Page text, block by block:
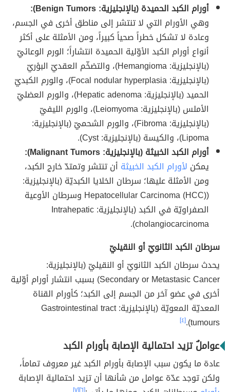
أورام الكبد الحميدة (بالإنجليزية: Benign Tumors):
وهي الأورام التي لا تنتشر إلى مناطق أخرى في الجسم،
وعادة لا تشكل خطراً صحياً كبيراً، ومن الأمثلة على أكثر
أنواع أورام الكبد الأوّلية الحميدة انتشاراً؛ الورم الوعائيّ
(بالإنجليزية: Hemangioma)، والتضخّم العقديّ البؤريّ
(بالإنجليزية: Focal nodular hyperplasia)، والورم الكبديّ
الحميد (بالإنجليزية: Hepatic adenoma)، والورم العضليّ
الأملس (بالإنجليزية: Leiomyoma)، والورم الليفيّ
(بالإنجليزية: Fibroma)، والورم الشحميّ (بالإنجليزية:
Lipoma)، والكيسة (بالإنجليزية: Cyst).
أورام الكبد الخبيثة (بالإنجليزية: Malignant Tumors):
يمكن لأورام الكبد الخبيثة أن تنتشر وتمتدّ خارج الكبد،
ومن الأمثلة عليها؛ سرطان الخلايا الكبديّة (بالإنجليزية:
(Hepatocellular Carcinoma (HCC) وسرطان الأوعية
الصفراويّة في الكبد (بالإنجليزية: Intrahepatic
cholangiocarcinoma).
سرطان الكبد الثانويّ أو النقيليّ
يحدث سرطان الكبد الثانويّ أو النقيليّ (بالإنجليزية:
Secondary or Metastasic Cancer) بسبب انتشار أورام أوّلية
أخرى في عضو آخر من الجسم إلى الكبد؛ كأورام القناة
المعديّة المعويّة (بالإنجليزية: Gastrointestinal tract
tumours). [٤]
عواملٌ تزيد احتمالية الإصابة بأورام الكبد
عادة ما يكون سبب الإصابة بأورام الكبد غير معروف تماماً،
ولكن توجد عدّة عوامل من شأنها أن تزيد احتمالية الإصابة